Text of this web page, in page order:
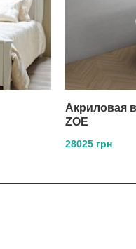
Акриловая
ZOE
28025 грн